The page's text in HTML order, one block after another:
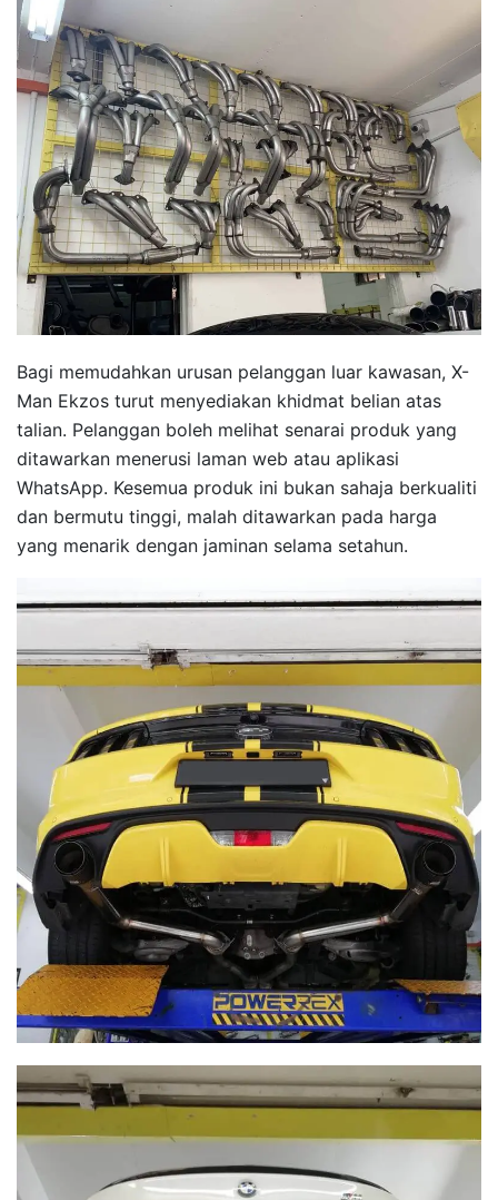
Bagi memudahkan urusan pelanggan luar kawasan, X-
Man Ekzos turut menyediakan khidmat belian atas
talian. Pelanggan boleh melihat senarai produk yang
ditawarkan menerusi laman web atau aplikasi
WhatsApp. Kesemua produk ini bukan sahaja berkualiti
dan bermutu tinggi, malah ditawarkan pada harga
yang menarik dengan jaminan selama setahun.